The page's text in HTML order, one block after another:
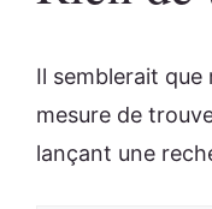
Il semblerait que
mesure de
lançant une